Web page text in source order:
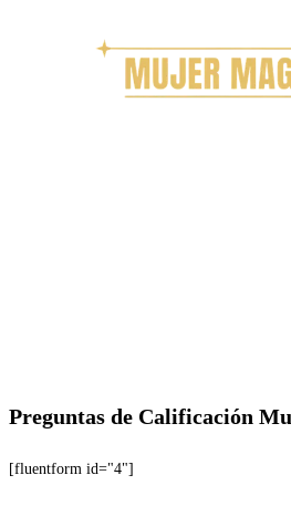
Preguntas de Calificación
[fluentform id="4"]